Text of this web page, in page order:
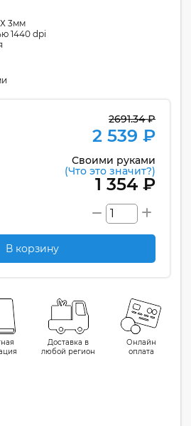
3мм
1440 dpi
2691.34 ₽
2 539 ₽
Своими руками
(Что это значит?)
1 354 ₽
В корзину
Доставка в
любой регион
Онлайн
оплата